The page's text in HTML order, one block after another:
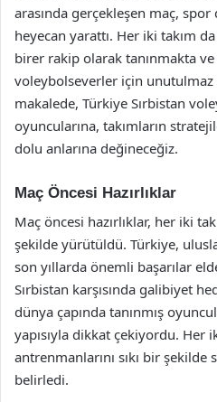
arasında gerçekleşen maç,
heyecan yarattı. Her iki takım
birer rakip olarak tanınmakta ve
voleybolseverler için unutulmaz
makalede, Türkiye Sırbistan
oyuncularına, takımların
dolu anlarına değineceğiz.
Maç Öncesi Hazırlıklar
Maç öncesi hazırlıklar, her iki
şekilde yürütüldü. Türkiye,
son yıllarda önemli başarılar
Sırbistan karşısında galibiyet
dünya çapında tanınmış
yapısıyla dikkat çekiyordu. Her
antrenmanlarını sıkı bir
belirledi.